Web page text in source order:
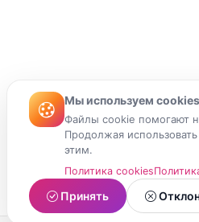
Мы используем cookies
Файлы cookie помогают
Продолжая
этим.
Политика cookies
Принять